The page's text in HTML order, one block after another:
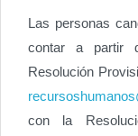
Las personas
contar a partir
Resolución
con la